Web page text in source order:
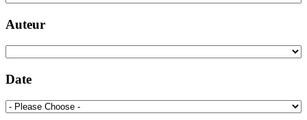
Auteur
Date